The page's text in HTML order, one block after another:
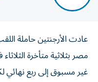
عادت الأرجنتين حاملة
غير مسبوق إلى ربع نهائي